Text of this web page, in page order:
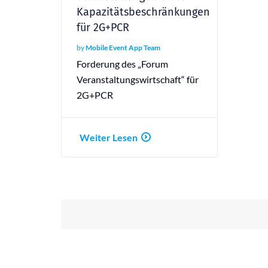
Kapazitätsbeschränkungen
für 2G+PCR
byMobile Event App Team
Forderung des „Forum
Veranstaltungswirtschaft“ für
2G+PCR
Weiter Lesen